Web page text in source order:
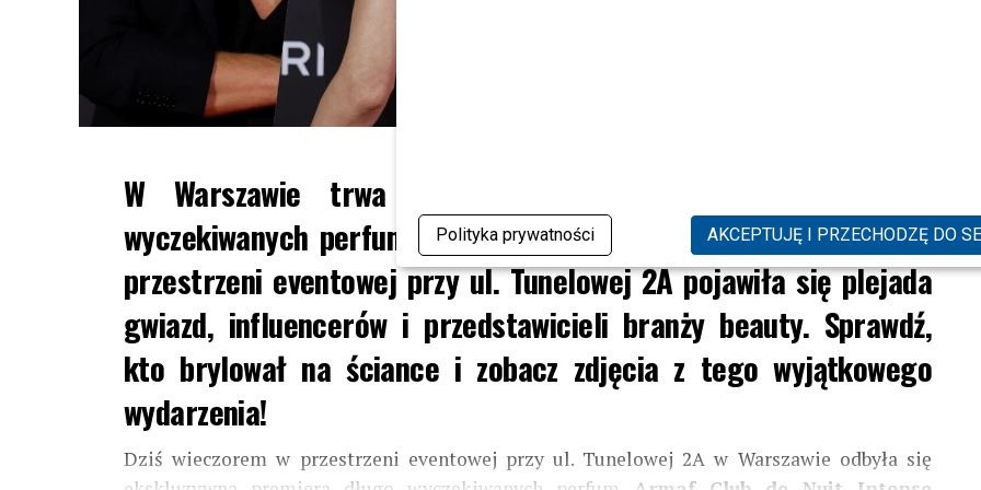
Polityka prywatności AKCEPTUJĘ I PRZECHODZĘ DO
W Warszawie trwa właśnie ekskluzywna premiera długo
wyczekiwanych perfum Armaf Club de Nuit Intense Overdose. W
przestrzeni eventowej przy ul. Tunelowej 2A pojawiła się plejada
gwiazd, influencerów i przedstawicieli branży beauty. Sprawdź,
kto brylował na ściance i zobacz zdjęcia z tego wyjątkowego
wydarzenia!
Dziś wieczorem w przestrzeni eventowej przy ul. Tunelowej 2A w Warszawie odbyła się